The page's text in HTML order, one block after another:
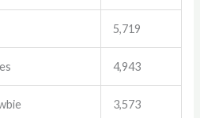
5,719
4,943
3,573